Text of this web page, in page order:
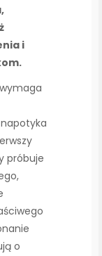
i
próbuje
o